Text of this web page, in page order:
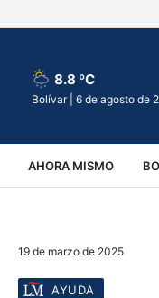
8.8 ºC
Bolívar | 6 de agosto de
AHORA MISMO
VIRALES
19 de marzo de 2025
AYUDA